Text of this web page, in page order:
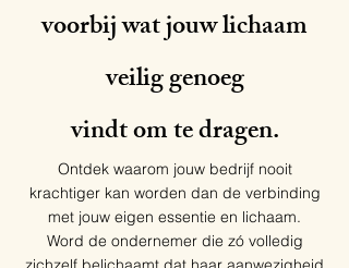
voorbij wat jouw lichaam
veilig genoeg
vindt om te dragen.
Ontdek waarom jouw bedrijf nooit
krachtiger kan worden dan de verbinding
met jouw eigen essentie en lichaam.
Word de ondernemer die zó volledig